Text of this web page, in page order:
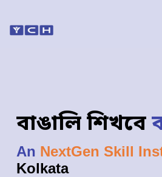
বাঙালি শিখবে
An NextGen Skill
Kolkata